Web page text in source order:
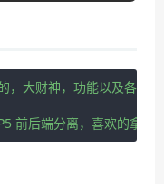
，大财神，功能以及各方
前后端分离，喜欢的拿去